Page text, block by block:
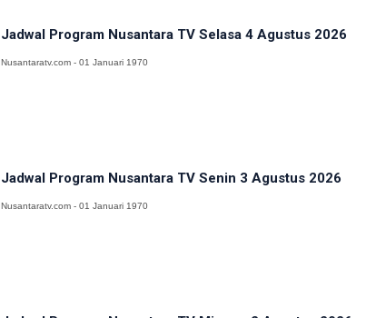
Jadwal Program Nusantara TV Selasa 4 Agustus 2026
Nusantaratv.com - 01 Januari 1970
Jadwal Program Nusantara TV Senin 3 Agustus 2026
Nusantaratv.com - 01 Januari 1970